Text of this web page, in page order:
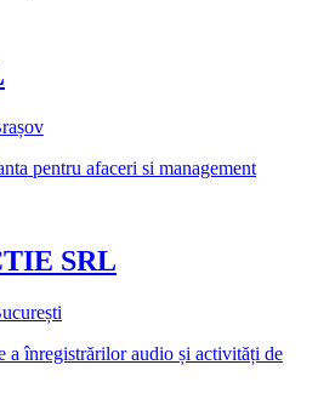
pentru afaceri si management
SRL
a înregistrărilor audio și activități de